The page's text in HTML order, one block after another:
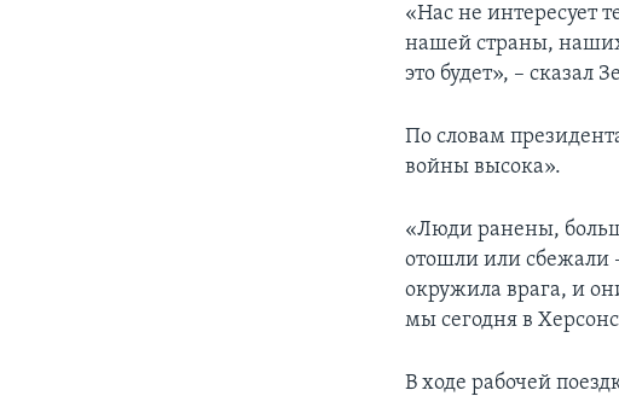
«Нас не интересует
нашей страны,
это будет», – сказал
По словам
войны высока».
«Люди ранены,
отошли или сбежали
окружила врага, и
мы сегодня в
В ходе рабочей